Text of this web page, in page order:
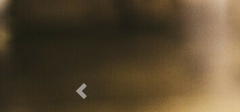
Previous